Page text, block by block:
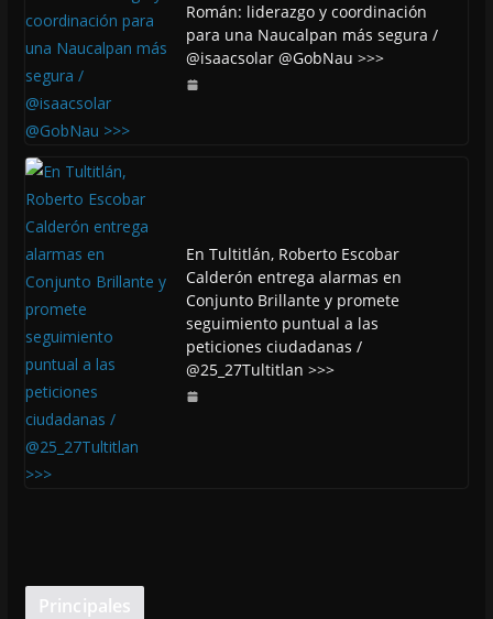
Román: liderazgo y coordinación
para una Naucalpan más segura /
@isaacsolar @GobNau >>>
En Tultitlán, Roberto Escobar
Calderón entrega alarmas en
Conjunto Brillante y promete
seguimiento puntual a las
peticiones ciudadanas /
@25_27Tultitlan >>>
Principales